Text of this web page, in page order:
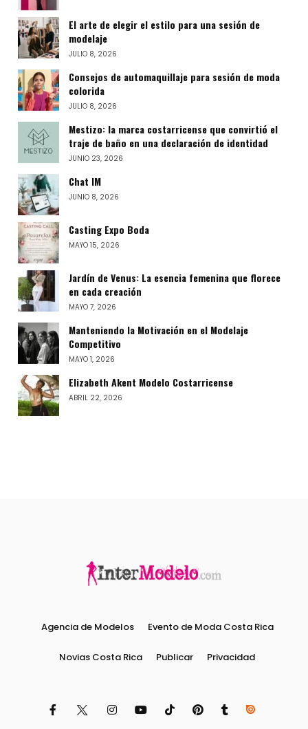
El arte de elegir el estilo para una sesión de
modelaje
JULIO 8, 2026
Consejos de automaquillaje para sesión de moda
colorida
JULIO 8, 2026
Mestizo: la marca costarricense que convirtió el
traje de baño en una declaración de identidad
JUNIO 23, 2026
Chat IM
JUNIO 8, 2026
Casting Expo Boda
MAYO 15, 2026
Jardín de Venus: La esencia femenina que florece
en cada creación
MAYO 7, 2026
Manteniendo la Motivación en el Modelaje
Competitivo
MAYO 1, 2026
Elizabeth Akent Modelo Costarricense
ABRIL 22, 2026
Agencia de Modelos Evento de Moda Costa Rica
Novias Costa Rica Publicar Privacidad